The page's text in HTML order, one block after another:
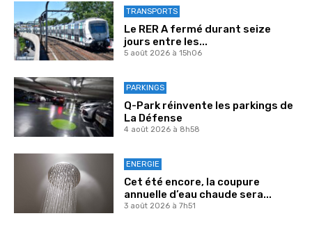
TRANSPORTS
Le RER A fermé durant seize
jours entre les...
5 août 2026 à 15h06
PARKINGS
Q-Park réinvente les parkings de
La Défense
4 août 2026 à 8h58
ENERGIE
Cet été encore, la coupure
annuelle d’eau chaude sera...
3 août 2026 à 7h51